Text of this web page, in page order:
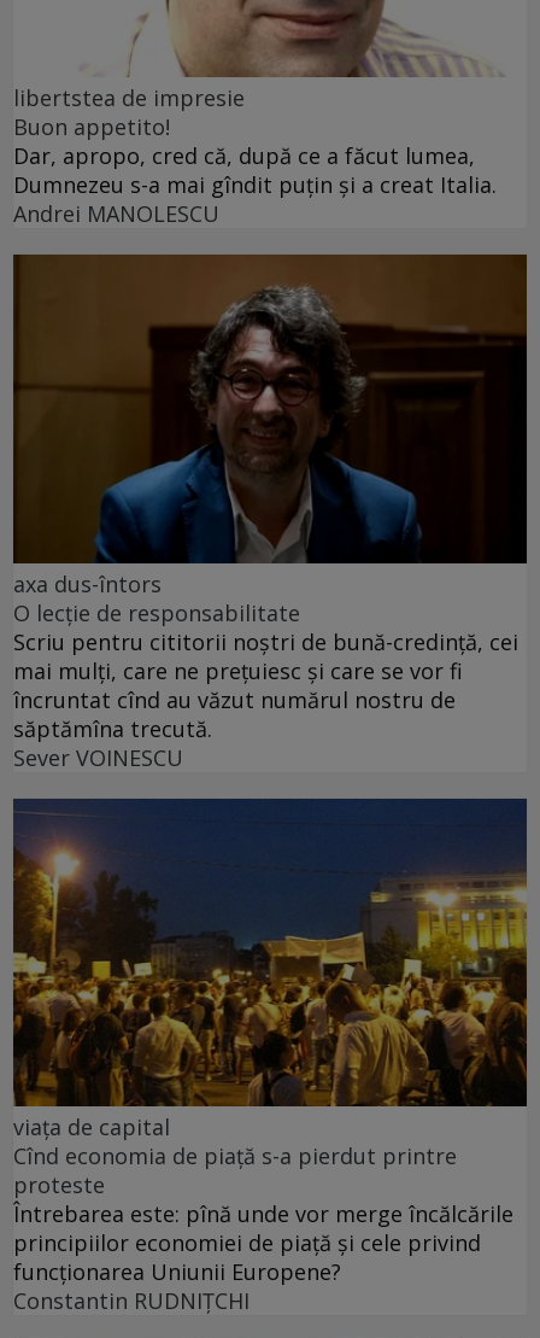
libertstea de impresie
Buon appetito!
Dar, apropo, cred că, după ce a făcut lumea,
Dumnezeu s-a mai gîndit puțin și a creat Italia.
Andrei MANOLESCU
axa dus-întors
O lecție de responsabilitate
Scriu pentru cititorii noștri de bună-credință, cei
mai mulți, care ne prețuiesc și care se vor fi
încruntat cînd au văzut numărul nostru de
săptămîna trecută.
Sever VOINESCU
viața de capital
Cînd economia de piață s-a pierdut printre
proteste
Întrebarea este: pînă unde vor merge încălcările
principiilor economiei de piață și cele privind
funcționarea Uniunii Europene?
Constantin RUDNIŢCHI